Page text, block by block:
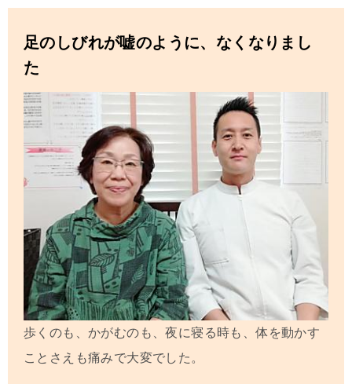
足のしびれが嘘のように、なくなりまし
た
歩くのも、かがむのも、夜に寝る時も、体を動かす
ことさえも痛みで大変でした。